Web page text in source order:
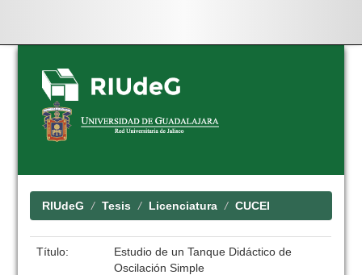
Skip
navigation
RIUdeG Tesis Licenciatura CUCEI
Título:
Estudio de un Tanque Didáctico de
Oscilación Simple